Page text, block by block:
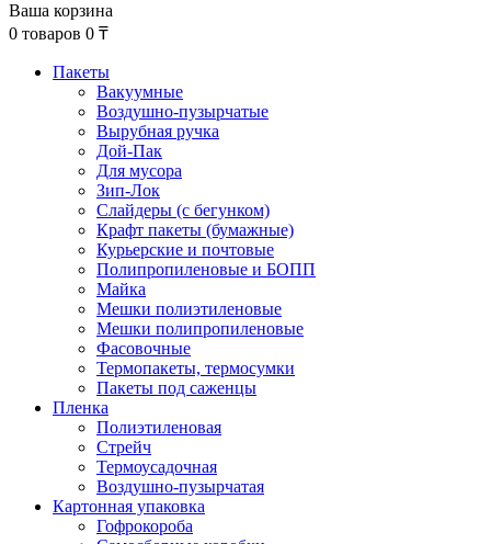
Ваша корзина
0 товаров 0 ₸
Пакеты
Вакуумные
Воздушно-пузырчатые
Вырубная ручка
Дой-Пак
Для мусора
Зип-Лок
Слайдеры (с бегунком)
Крафт пакеты (бумажные)
Курьерские и почтовые
Полипропиленовые и БОПП
Майка
Мешки полиэтиленовые
Мешки полипропиленовые
Фасовочные
Термопакеты, термосумки
Пакеты под саженцы
Пленка
Полиэтиленовая
Стрейч
Термоусадочная
Воздушно-пузырчатая
Картонная упаковка
Гофрокороба